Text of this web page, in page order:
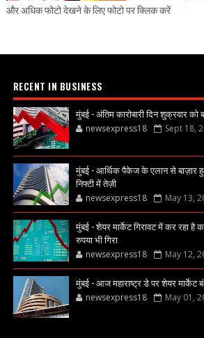
और अधिक फोटो देखने के लिए फोटो पर क्लिक करें
RECENT IN BUSINESS
मुंबई - अंतिम कारोबारी दिन शुक्रवार को
newsexpress18 Sept 18,
मुंबई - आर्थिक पैकेज के एलान से
निफ्टी में तेज़ी
newsexpress18 May 13,
मुंबई - शेयर मार्केट गिरावट में कर रहा है
रुपया भी गिरा
newsexpress18 May 12,
मुंबई - आज महाराष्ट्र डे पर शेयर मार्केट
newsexpress18 May 01,